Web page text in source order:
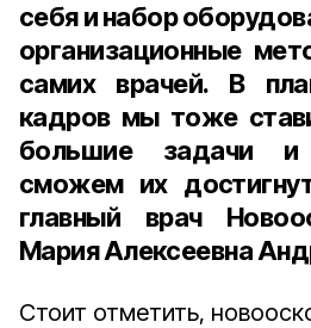
себя и набор
организационные
самих врачей. В
кадров мы тоже
большие задачи и
сможем их
главный врач
Мария Алексеевна
Стоит отметить,